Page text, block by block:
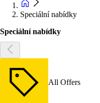
Speciální nabídky
Speciální nabídky
All Offers